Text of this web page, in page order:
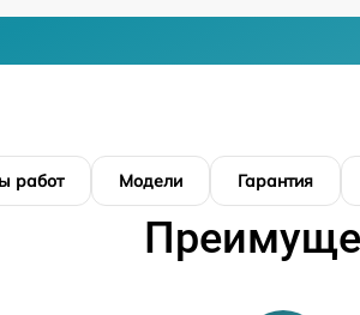
работ Модели Гарантия